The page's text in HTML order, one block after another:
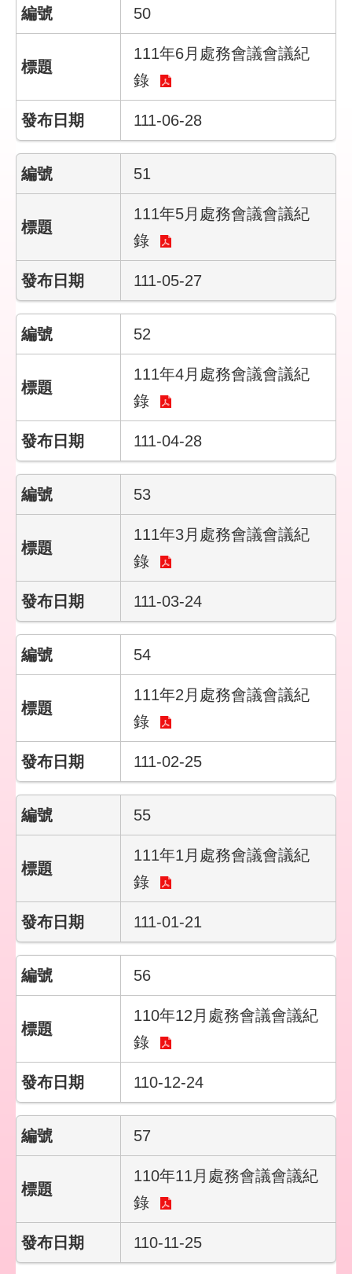
私
權
訊
安
全
政
策
政
網
站
資
料
開
告
50
111年6月處務會議會議紀
錄
111-06-28
51
111年5月處務會議會議紀
錄
111-05-27
52
111年4月處務會議會議紀
錄
111-04-28
53
111年3月處務會議會議紀
錄
111-03-24
54
111年2月處務會議會議紀
錄
111-02-25
55
111年1月處務會議會議紀
錄
111-01-21
56
110年12月處務會議會議紀
錄
110-12-24
57
110年11月處務會議會議紀
錄
110-11-25